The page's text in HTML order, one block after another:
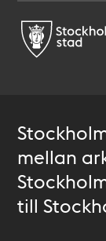
mellan
till